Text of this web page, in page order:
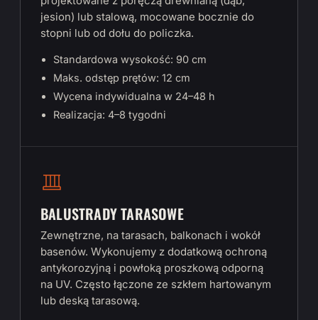
jesion) lub stalową, mocowane bocznie do
stopni lub od dołu do policzka.
Standardowa wysokość: 90 cm
Maks. odstęp prętów: 12 cm
Wycena indywidualna w 24–48 h
Realizacja: 4–8 tygodni
BALUSTRADY TARASOWE
Zewnętrzne, na tarasach, balkonach i wokół
basenów. Wykonujemy z dodatkową ochroną
antykorozyjną i powłoką proszkową odporną
na UV. Często łączone ze szkłem hartowanym
lub deską tarasową.